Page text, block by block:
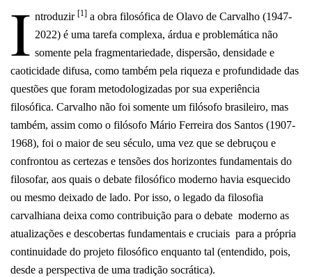
I ntroduzir [1] a obra filosófica de Olavo de Carvalho (1947-
2022) é uma tarefa complexa, árdua e problemática não
somente pela fragmentariedade, dispersão, densidade e
caoticidade difusa, como também pela riqueza e profundidade das
questões que foram metodologizadas por sua experiência
filosófica. Carvalho não foi somente um filósofo brasileiro, mas
também, assim como o filósofo Mário Ferreira dos Santos (1907-
1968), foi o maior de seu século, uma vez que se debruçou e
confrontou as certezas e tensões dos horizontes fundamentais do
filosofar, aos quais o debate filosófico moderno havia esquecido
ou mesmo deixado de lado. Por isso, o legado da filosofia
carvalhiana deixa como contribuição para o debate moderno as
atualizações e descobertas fundamentais e cruciais para a própria
continuidade do projeto filosófico enquanto tal (entendido, pois,
desde a perspectiva de uma tradição socrática).